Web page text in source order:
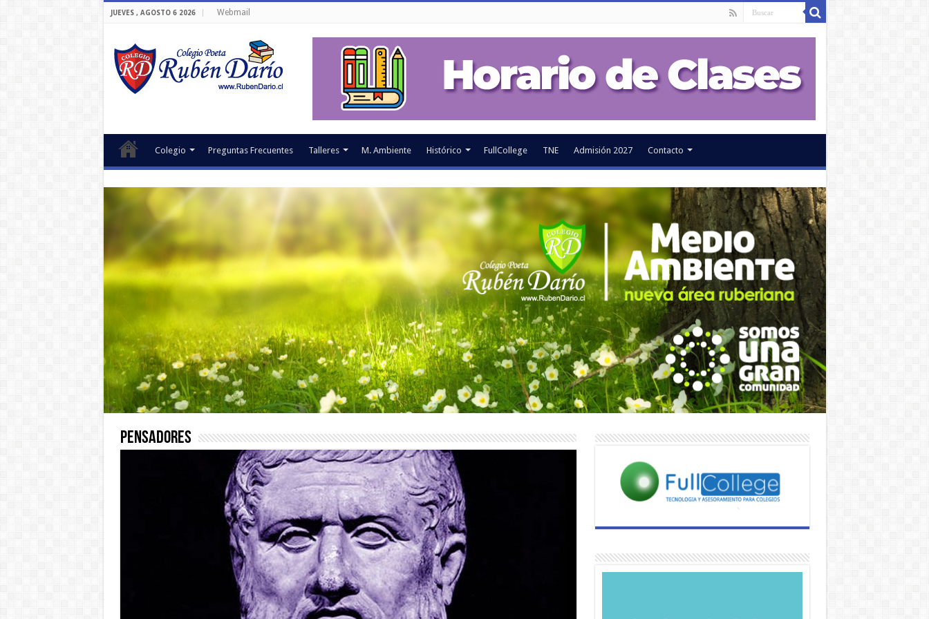
JUEVES , AGOSTO 6 2026 Webmail
Colegio Preguntas Frecuentes Talleres M. Ambiente Histórico FullCollege TNE Admisión 2027 Contacto
Pensadores